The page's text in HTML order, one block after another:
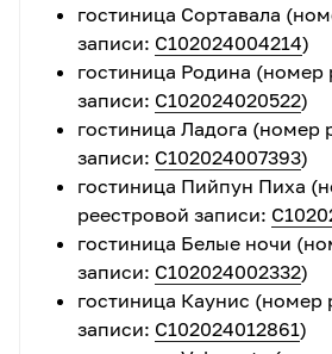
В программу поездки могут
незначительные изменения.
Порядок отмены экскурсии в
условиями:
Ладожское озеро может
возможной отмене поездки!
В большинстве случаев,
сообщаем вечером перед
, в крайнем случае - уже
Петрозаводске. В таком случае
гостиница Сортавала
записи: С102024004214)
гостиница Родина (номер
записи: С102024020522)
гостиница Ладога (номер
записи: С102024007393)
гостиница Пийпун Пиха
реестровой записи:
гостиница Белые ночи
записи: С102024002332)
гостиница Каунис (номер
записи: С102024012861)